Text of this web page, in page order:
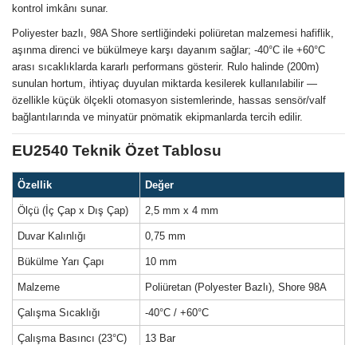
kontrol imkânı sunar.
Poliyester bazlı, 98A Shore sertliğindeki poliüretan malzemesi hafiflik,
aşınma direnci ve bükülmeye karşı dayanım sağlar; -40°C ile +60°C
arası sıcaklıklarda kararlı performans gösterir. Rulo halinde (200m)
sunulan hortum, ihtiyaç duyulan miktarda kesilerek kullanılabilir —
özellikle küçük ölçekli otomasyon sistemlerinde, hassas sensör/valf
bağlantılarında ve minyatür pnömatik ekipmanlarda tercih edilir.
EU2540 Teknik Özet Tablosu
Özellik Değer
Ölçü (İç Çap x Dış Çap) 2,5 mm x 4 mm
Duvar Kalınlığı 0,75 mm
Bükülme Yarı Çapı 10 mm
Malzeme Poliüretan (Polyester Bazlı), Shore 98A
Çalışma Sıcaklığı -40°C / +60°C
Çalışma Basıncı (23°C) 13 Bar